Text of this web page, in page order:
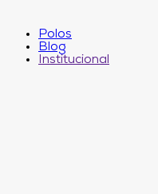
Polos
Blog
Institucional